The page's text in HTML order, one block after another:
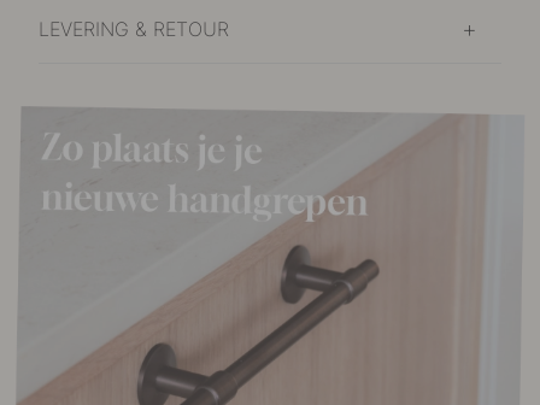
LEVERING & RETOUR